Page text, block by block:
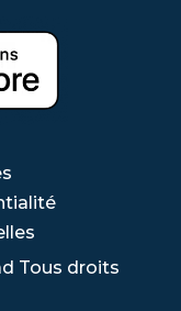
Tous droits